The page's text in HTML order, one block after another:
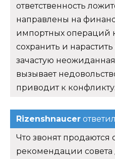
ответственность
направлены на
импортных операций
сохранить и
зачастую
вызывает
приводит к конфликту.
Rizenshnaucer
Что звонят продаются
рекомендации совета